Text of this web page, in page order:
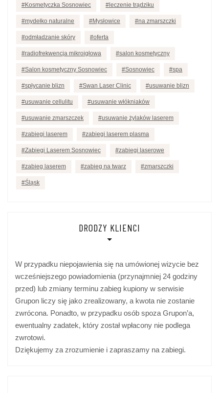
Kosmetyczka Sosnowiec leczenie trądziku
mydełko naturalne Mysłowice na zmarszczki
odmładzanie skóry oferta
radiofrekwencja mikroigłowa salon kosmetyczny
Salon kosmetyczny Sosnowiec Sosnowiec spa
spłycanie blizn Swan Laser Clinic usuwanie blizn
usuwanie cellulitu usuwanie włókniaków
usuwanie zmarszczek usuwanie żylaków laserem
zabiegi laserem zabiegi laserem plasma
Zabiegi Laserem Sosnowiec zabiegi laserowe
zabieg laserem zabieg na twarz zmarszczki
Śląsk
DRODZY KLIENCI
W przypadku niepojawienia się na umówionej wizycie bez
wcześniejszego powiadomienia (przynajmniej 24 godziny
przed) lub zmiany terminu zabieg kupiony w serwisie
Grupon liczy się jako zrealizowany, a kwota nie zostanie
zwrócona. Ponadto, w przypadku osób spoza Grupon’a,
ewentualny zadatek, który został wpłacony nie podlega
zwrotowi.
Dziękujemy za zrozumienie i zapraszamy na zabiegi.